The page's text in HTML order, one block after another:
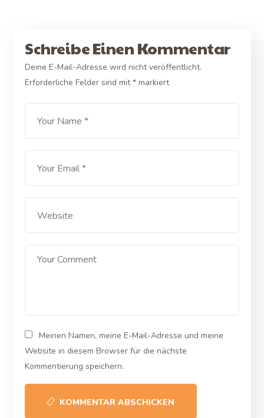
Schreibe Einen Kommentar
Deine E-Mail-Adresse wird nicht veröffentlicht.
Erforderliche Felder sind mit* markiert
Meinen Namen, meine E-Mail-Adresse und meine
Website in diesem Browser für die nächste
Kommentierung speichern.
KOMMENTAR ABSCHICKEN